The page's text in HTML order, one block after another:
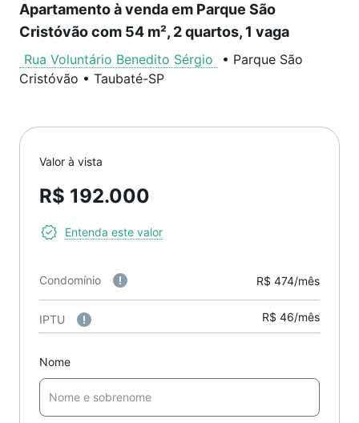
Apartamento à venda em Parque São
Cristóvão com 54 m², 2 quartos, 1 vaga
Rua Voluntário Benedito Sérgio • Parque São
Cristóvão • Taubaté-SP
Valor à vista
R$ 192.000
Entenda este valor
Condomínio R$ 474/mês
IPTU R$ 46/mês
Nome